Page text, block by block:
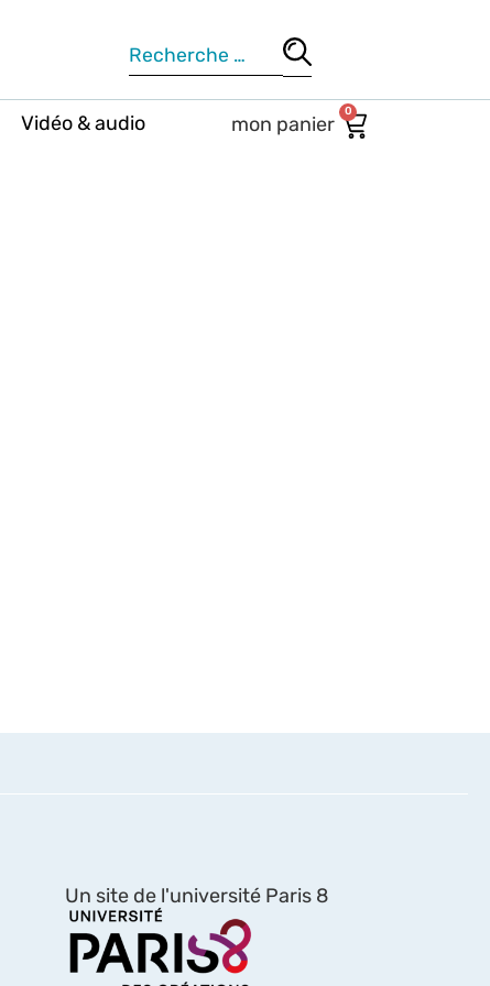
Vidéo & audio 0
Un site de l'université Paris 8